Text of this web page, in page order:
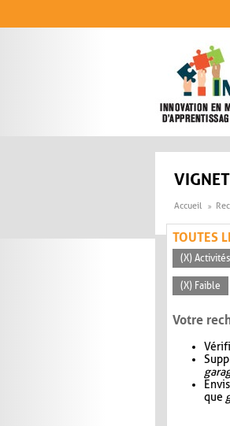
Accueil
TOUTES
(X)
(X) Faible
Votre
que